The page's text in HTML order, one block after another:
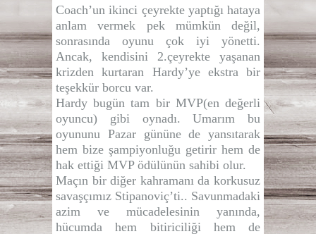
Coach’un ikinci çeyrekte yaptığı hataya
anlam vermek pek mümkün değil,
sonrasında oyunu çok iyi yönetti.
Ancak, kendisini 2.çeyrekte yaşanan
krizden kurtaran Hardy’ye ekstra bir
teşekkür borcu var.
Hardy bugün tam bir MVP(en değerli
oyuncu) gibi oynadı. Umarım bu
oyununu Pazar gününe de yansıtarak
hem bize şampiyonluğu getirir hem de
hak ettiği MVP ödülünün sahibi olur.
Maçın bir diğer kahramanı da korkusuz
savaşçımız Stipanoviç’ti.. Savunmadaki
azim ve mücadelesinin yanında,
hücumda hem bitiriciliği hem de